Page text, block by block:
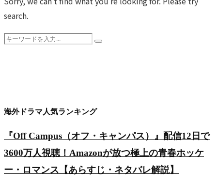
ル
絶
の
序
盤
演
俳
優
へ
R18+の
革
命
2013）
IMDb
の
に
る
本
物
作」
の
歴
史
編
と
す
ぎ
た
か？
8.7
の
歴
search.
Search
Search
海外ドラマ人気ランキング
『Off Campus（オフ・キャンパス）』配信12日で
3600万人視聴！Amazonが放つ極上の青春ホッケ
ー・ロマンス【あらすじ・ネタバレ解説】